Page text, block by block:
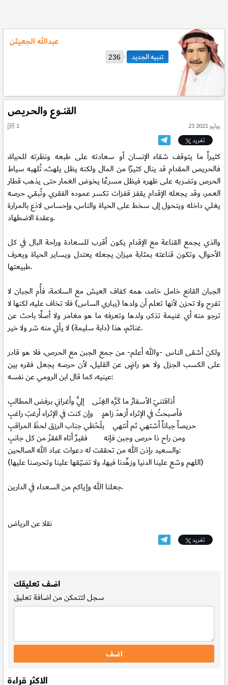
عبدالله الجعيثن
236
القنــوع والحـريـص
23 يوليو 2021
1
تغريد
كثيراً ما يتوقف شقاء الإنسان أو سعادته على طبعه ونظرته للحياة،
فالحريص المقدام قد ينال كثيرًا من المال ولكنه يظل يلهث، تُلهبه سياط
الحرص وتضربه على ظهره فيظل مسرعًا يخوض الغمار حتى يذهب قطار
العمر، وقد يجعله الإقدام يقفز قفزات تكسر عموده الفقري وتُبقي حرصه
يغلي داخله ويتحول إلى سخط على الحياة والناس، وإحساس لاذع بالمرارة
وعقدة الاضطهاد.
والذي يجمع القناعة مع الإقدام يكون أقرب للسعادة وراحة البال في كل
الأحوال، وتكون قناعته بمثابة ميزان يجعله يعتدل ويساير الحياة ويعرف
طبيعتها.
الجبان القانع خامل خامد، همه كفاف العيش مع السلامة، فأُم الجبان لا
تفرح ولا تحزن لأنها تعلم أن ولدها (يباري الساس) فلا تخاف عليه، لكنها لا
ترجو منه أي غنيمة تذكر، ولدها وتعرفه ما هو مغامر ولا أصلًا باحث عن
غنائم، هذا (دابة سليمة) لا يأتي منه شر ولا خير.
ولكن أشقى الناس -والله أعلم- من جمع الجبن مع الحرص، فلا هو قادر
على الكسب الجزل ولا هو راضٍ عن القليل، لأن حرصه يجعل فقره بين
عينيه، كما قال ابن الرومي عن نفسه:
أذاقتنيَ الأسفارُ ما كَرَّه الغِنَى إليَّ وأغراني برفض المطالبِ
فأصبحتُ في الإثراء أزهدَ زاهدٍ وإن كنت في الإثراء أرغبَ راغبِ
حريصاً جباناً أشتهي ثم أنتهي بلَحْظي جناب الرزق لحظَ المراقبِ
ومن راح ذا حرص وجبن فإنه فقيرٌ أتاه الفقرُ من كل جانبِ
والسعيد بإذن الله من تحققت له دعوات عباد الله الصالحين:
(اللهم وسّع علينا الدنيا وزهِّدنا فيها، ولا تضيّقها علينا وتحرصنا عليها)
جعلنا الله وإياكم من السعداء في الدارين.
نقلا عن الرياض
تغريد
اضف تعليقك
سجللتتمكن من اضافة تعليق
الاكثر قراءة